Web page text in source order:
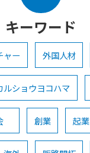
キーワード
ャー 外国人材
ルショウヨコハマ
創業 起業